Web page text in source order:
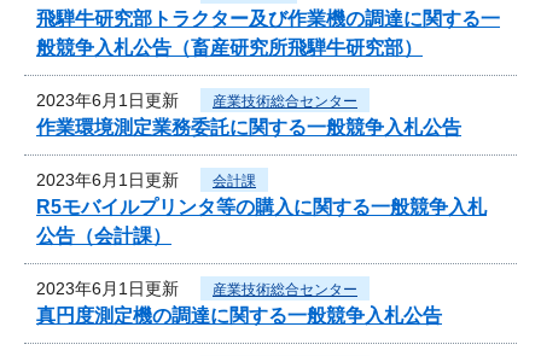
飛騨牛研究部トラクター及び作業機の調達に関する一
般競争入札公告（畜産研究所飛騨牛研究部）
2023年6月1日更新 産業技術総合センター
作業環境測定業務委託に関する一般競争入札公告
2023年6月1日更新 会計課
R5モバイルプリンタ等の購入に関する一般競争入札
公告（会計課）
2023年6月1日更新 産業技術総合センター
真円度測定機の調達に関する一般競争入札公告